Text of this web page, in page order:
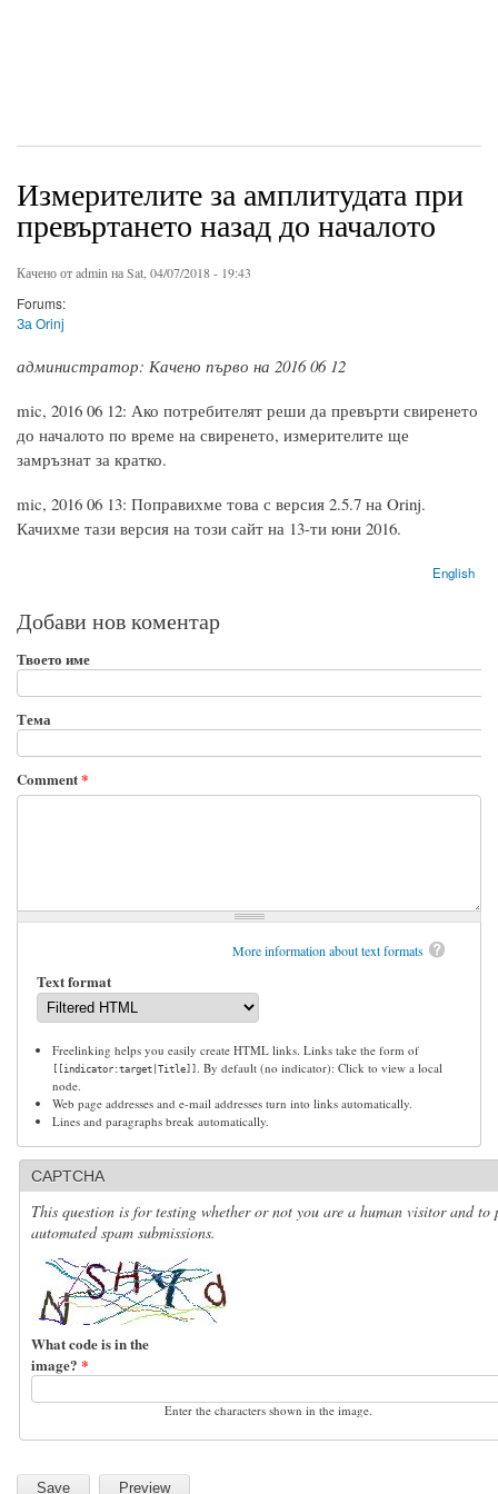
Измерителите за амплитудата при
превъртането назад до началото
Качено отadmin на Sat, 04/07/2018 - 19:43
Forums:
За Orinj
администратор: Качено първо на 2016 06 12
mic, 2016 06 12: Ако потребителят реши да превърти свиренето
до началото по време на свиренето, измерителите ще
замръзнат за кратко.
mic, 2016 06 13: Поправихме това с версия 2.5.7 на Orinj.
Качихме тази версия на този сайт на 13-ти юни 2016.
English
Добави нов коментар
Твоето име
Тема
Comment*
More information about text formats
Text format
Freelinking helps you easily create HTML links. Links take the form of
[[indicator:target|Title]]
. By default (no indicator): Click to view a local
node.
Web page addresses and e-mail addresses turn into links automatically.
Lines and paragraphs break automatically.
CAPTCHA
This question is for testing whether or not you are a human visitor and to
automated spam submissions.
What code is in the
image? *
Enter the characters shown in the image.